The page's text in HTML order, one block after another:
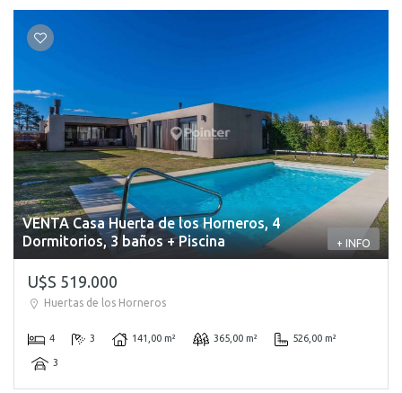
VENTA Casa Huerta de los Horneros, 4
Dormitorios, 3 baños + Piscina
+ INFO
U$S 519.000
Huertas de los Horneros
4 3 141,00 m² 365,00 m² 526,00 m²
3